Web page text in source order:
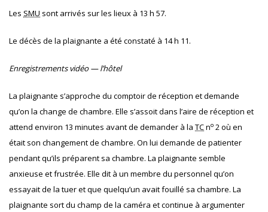
Les SMU sont arrivés sur les lieux à 13 h 57.
Le décès de la plaignante a été constaté à 14 h 11.
Enregistrements vidéo — l’hôtel
La plaignante s’approche du comptoir de réception et demande
qu’on la change de chambre. Elle s’assoit dans l’aire de réception et
attend environ 13 minutes avant de demander à la TCno 2 où en
était son changement de chambre. On lui demande de patienter
pendant qu’ils préparent sa chambre. La plaignante semble
anxieuse et frustrée. Elle dit à un membre du personnel qu’on
essayait de la tuer et que quelqu’un avait fouillé sa chambre. La
plaignante sort du champ de la caméra et continue à argumenter